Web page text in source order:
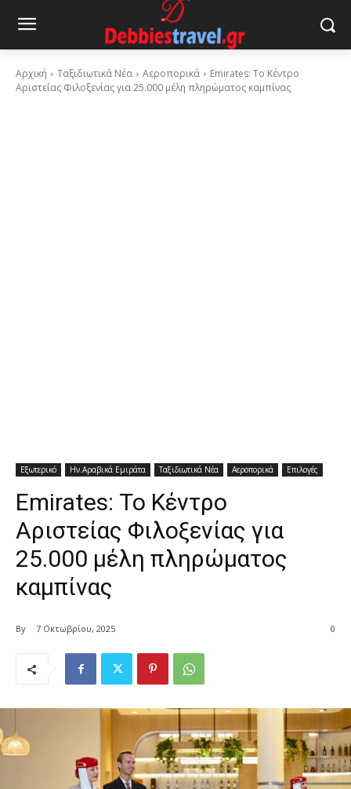
Αρχική Ταξιδιωτικά Νέα Αεροπορικά
Emirates: Το Κέντρο
Αριστείας Φιλοξενίας για 25.000 μέλη πληρώματος καμπίνας
Εξωτερικό Ην.Αραβικά Εμιράτα Ταξιδιωτικά Νέα Αεροπορικά Επιλογές
Emirates: Το Κέντρο
Αριστείας Φιλοξενίας για
25.000 μέλη πληρώματος
καμπίνας
By 7 Οκτωβρίου, 2025 0